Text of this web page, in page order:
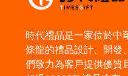
時代禮品是一家位於中
條龍的禮品設計、開發
們致力為客戶提供優質